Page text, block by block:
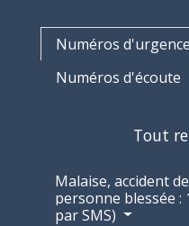
Numéros d'urgence
Numéros d'écoute
Tout
Malaise, accident
personne blessée :
par SMS)